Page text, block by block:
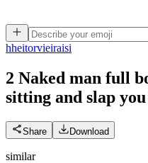
hheitorvieiraisi
2 Naked man full
sitting and slap you
Share Download
similar